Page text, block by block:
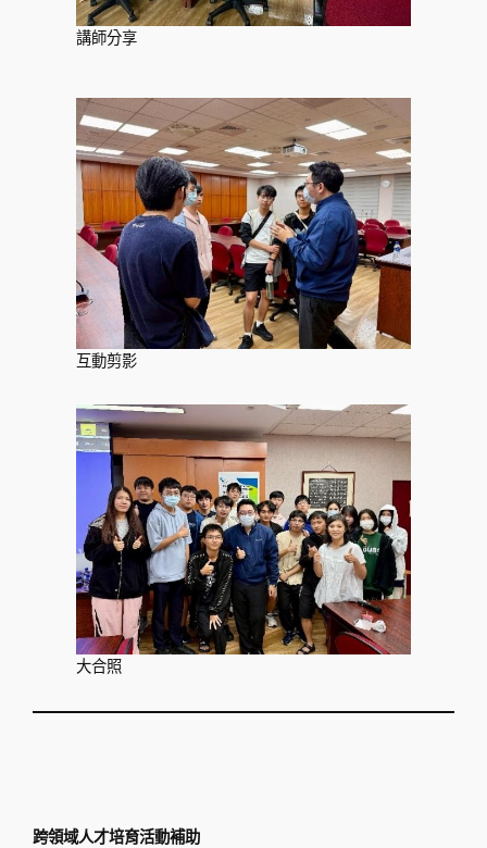
講師分享
互動剪影
大合照
跨領域人才培育活動補助